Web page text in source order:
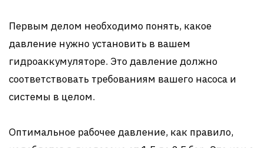
Первым делом необходимо понять, какое
давление нужно установить в вашем
гидроаккумуляторе. Это давление должно
соответствовать требованиям вашего насоса и
системы в целом.
Оптимальное рабочее давление, как правило,